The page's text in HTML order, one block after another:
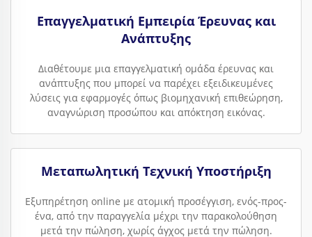
Επαγγελματική Εμπειρία Έρευνας και
Ανάπτυξης
Διαθέτουμε μια επαγγελματική ομάδα έρευνας και
ανάπτυξης που μπορεί να παρέχει εξειδικευμένες
λύσεις για εφαρμογές όπως βιομηχανική επιθεώρηση,
αναγνώριση προσώπου και απόκτηση εικόνας.
Μεταπωλητική Τεχνική Υποστήριξη
Εξυπηρέτηση online με ατομική προσέγγιση, ενός-προς-
ένα, από την παραγγελία μέχρι την παρακολούθηση
μετά την πώληση, χωρίς άγχος μετά την πώληση.